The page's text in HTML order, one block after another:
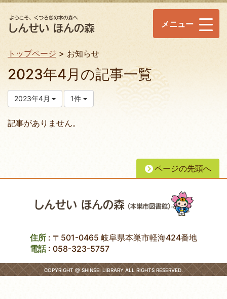
メニュー
トップページ お知らせ
2023年4月の記事一覧
2023年4月 1件
記事がありません。
ページの先頭へ
住所 : 〒501-0465 岐阜県本巣市軽海424番地
電話: 058-323-5757
COPYRIGHT @ SHINSEI LIBRARY ALL RIGHTS RESERVED.